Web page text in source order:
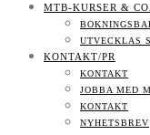
MTB-KURSER &
UTVECKLAS
KONTAKT/PR
KONTAKT
JOBBA MED
KONTAKT
NYHETSBREV